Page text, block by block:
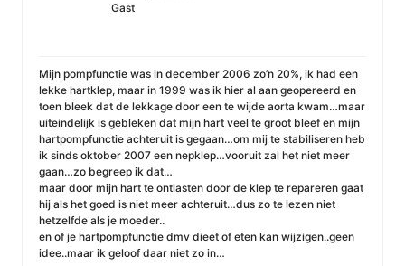
Gast
Mijn pompfunctie was in december 2006 zo’n 20%, ik had een
lekke hartklep, maar in 1999 was ik hier al aan geopereerd en
toen bleek dat de lekkage door een te wijde aorta kwam…maar
uiteindelijk is gebleken dat mijn hart veel te groot bleef en mijn
hartpompfunctie achteruit is gegaan…om mij te stabiliseren heb
ik sinds oktober 2007 een nepklep…vooruit zal het niet meer
gaan…zo begreep ik dat…
maar door mijn hart te ontlasten door de klep te repareren gaat
hij als het goed is niet meer achteruit…dus zo te lezen niet
hetzelfde als je moeder..
en of je hartpompfunctie dmv dieet of eten kan wijzigen..geen
idee..maar ik geloof daar niet zo in…